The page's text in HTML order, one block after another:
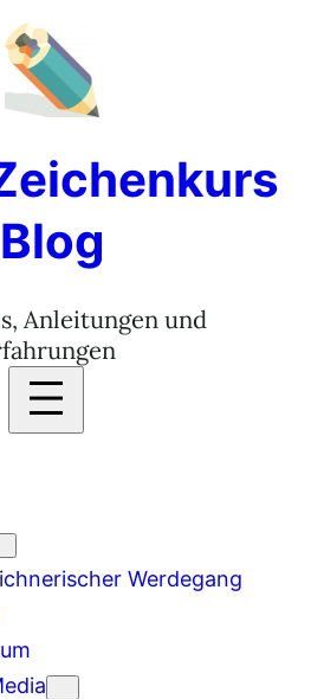
Blog
Anleitungen und
Werdegang